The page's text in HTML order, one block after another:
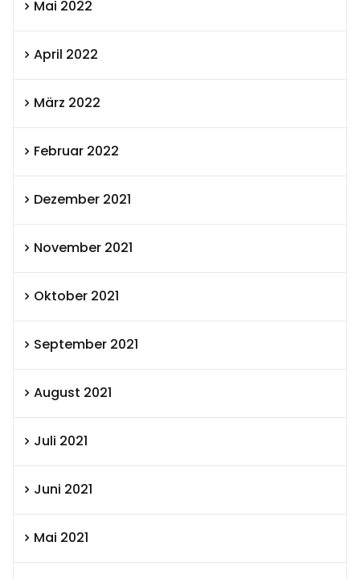
Mai 2022
April 2022
März 2022
Februar 2022
Dezember 2021
November 2021
Oktober 2021
September 2021
August 2021
Juli 2021
Juni 2021
Mai 2021